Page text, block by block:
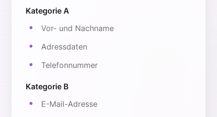
Kategorie A
Vor- und Nachname
Adressdaten
Telefonnummer
Kategorie B
E-Mail-Adresse